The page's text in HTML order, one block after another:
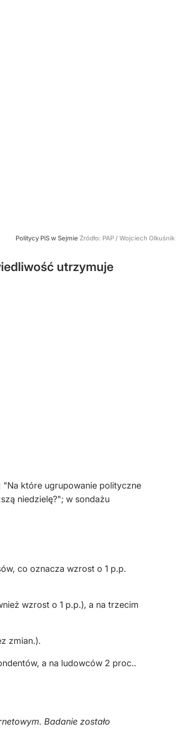
Politycy PiS w Sejmie Źródło: PAP /Wojciech Olkuśnik
utrzymuje
"Na które ugrupowanie polityczne
niedzielę?"; w sondażu
co oznacza wzrost o 1 p.p.
wzrost o 1 p.p.), a na trzecim
zmian.).
a na ludowców 2 proc..
Badanie zostało